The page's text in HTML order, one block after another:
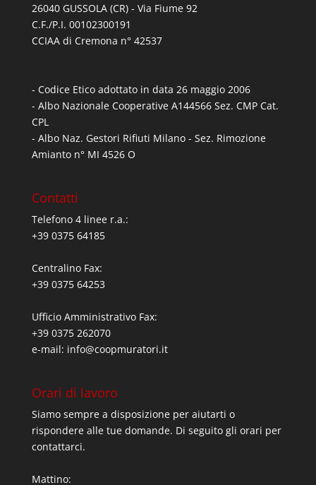
26040 GUSSOLA (CR) - Via Fiume 92
C.F./P.I. 00102300191
CCIAA di Cremona n° 42537
- Codice Etico adottato in data 26 maggio 2006
- Albo Nazionale Cooperative A144566 Sez. CMP Cat.
CPL
- Albo Naz. Gestori Rifiuti Milano - Sez. Rimozione
Amianto n° MI 4526 O
Contatti
Telefono 4 linee r.a.:
+39 0375 64185
Centralino Fax:
+39 0375 64253
Ufficio Amministrativo Fax:
+39 0375 262070
e-mail: info@coopmuratori.it
Orari di lavoro
Siamo sempre a disposizione per aiutarti o
rispondere alle tue domande. Di seguito gli orari per
contattarci.
Mattino: